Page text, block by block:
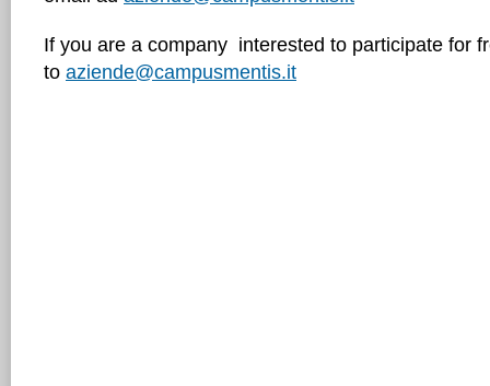
If you are a company interested to participate for
to aziende@campusmentis.it